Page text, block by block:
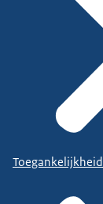
Toegankelijkheid